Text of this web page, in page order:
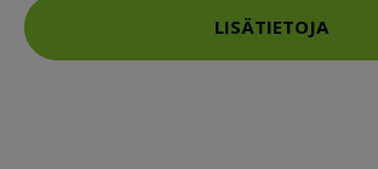
LISÄTIETOJA